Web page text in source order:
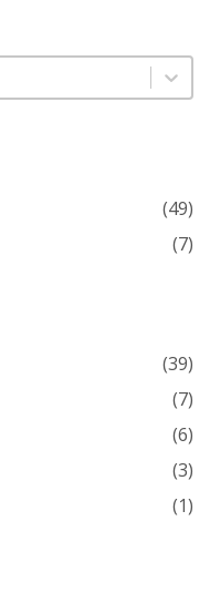
(49)
(7)
(39)
(7)
(6)
(3)
(1)